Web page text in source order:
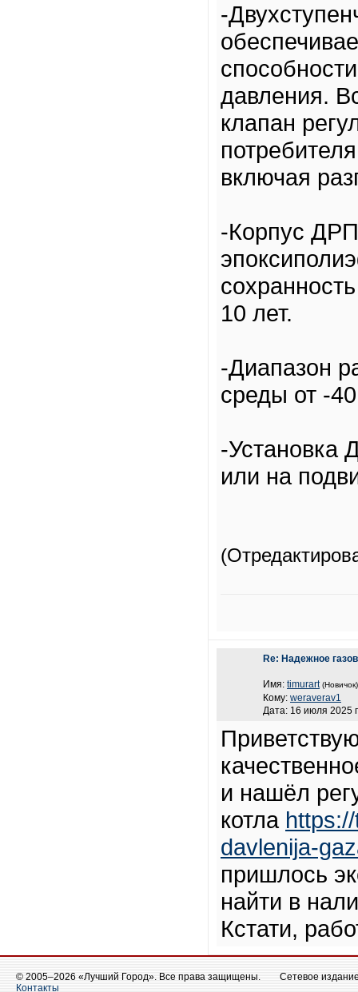
-
давления.
клапан
включая
-Корпус
10 лет.
-Диапазон
среды от -
-Установка
или на
Re: Надежное
Имя: timurart (Новичок)
Кому: weraverav1
Дата: 16 июля 2025
и нашёл
котла
davlenija-
пришлось
найти в
Кстати,
© 2005–2026 «Лучший Город». Все права защищены.
Контакты
Сетевое